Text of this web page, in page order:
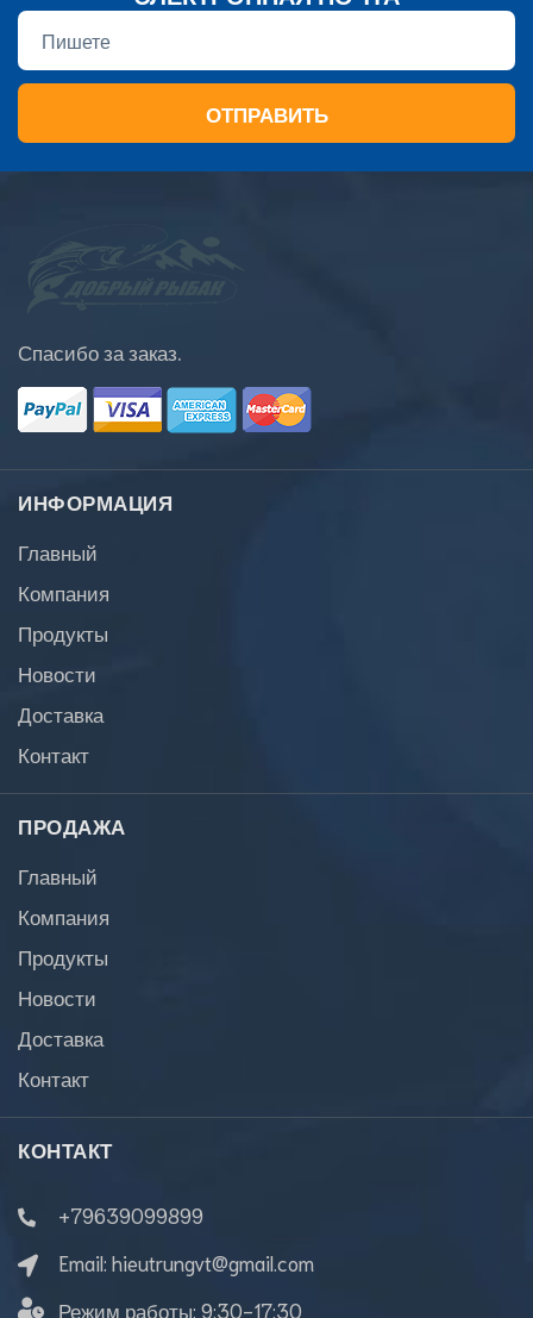
ОТПРАВИТЬ
Спасибо за заказ.
ИНФОРМАЦИЯ
Главный
Компания
Продукты
Новости
Доставка
Контакт
ПРОДАЖА
Главный
Компания
Продукты
Новости
Доставка
Контакт
КОНТАКТ
+79639099899
Email: hieutrungvt@gmail.com
Режим работы: 9:30-17:30